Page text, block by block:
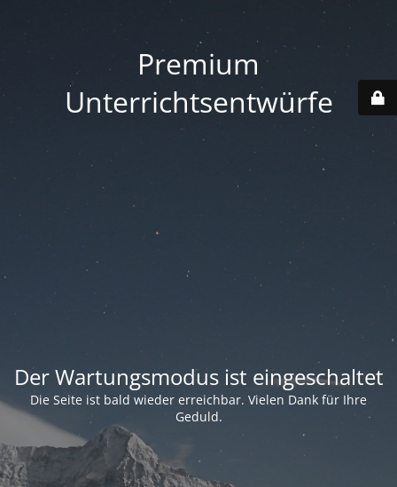
Premium
Unterrichtsentwürfe
Der Wartungsmodus ist eingeschaltet
Die Seite ist bald wieder erreichbar. Vielen Dank für Ihre
Geduld.